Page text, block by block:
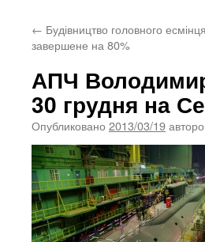
← Будівництво головного
завершене на 80%
АПЧ
30 грудня на
Опубликовано 2013/03/19